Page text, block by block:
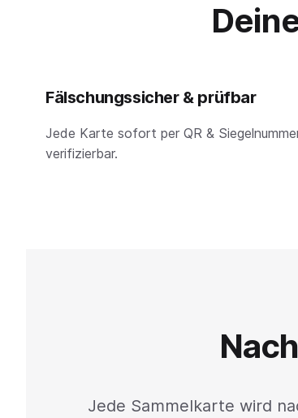
Fälschungssicher & prüfbar
Jede Karte sofort per QR &
verifizierbar.
Jede Sammelkarte wird